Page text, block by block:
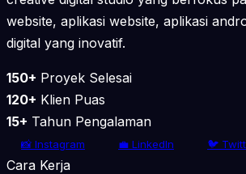
website, aplikasi website, aplikasi
digital yang inovatif.
150+ Proyek Selesai
120+ Klien Puas
15+ Tahun Pengalaman
📸 Instagram 💼 LinkedIn 🐦
Cara Kerja